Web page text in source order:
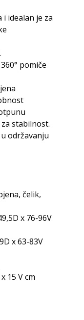
i idealan je za
pomiče
stabilnost.
održavanju
čelik,
x 76-96V
x 63-83V
15 V cm